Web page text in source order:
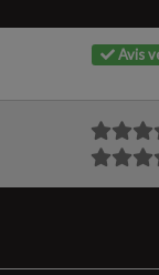
Avis